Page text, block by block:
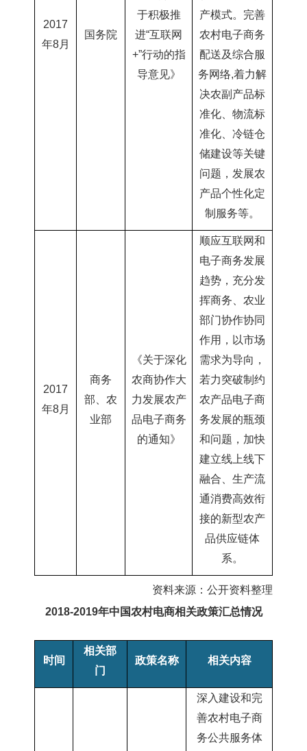
2017
年8月
国务院
于积极推
进“互联网
+”行动的指
导意见》
产模式。 完善
农村电子商务
配送及综合服
务网络,着力解
决农副产品标
准化、物流标
准化、冷链仓
储建设等关键
问题，发展农
产品个性化定
制服务等。
2017
年8月
商务
部 、农
业部
《关于深化
农商协作大
力发展农产
品电子商务
的通知》
顺应互联网和
电子商务发展
趋势，充分发
挥商务、农业
部门协作协同
作用，以市场
需求为导向，
若力突破制约
农产品电子商
务发展的瓶颈
和问题，加快
建立线上线下
融合、生产流
通消费高效衔
接的新型农产
品供应链体
系。
资料来源：公开资料整理
2018-2019年中国农村电商相关政策汇总情况
时间
相关部
门
政策名称 相关内容
深入建设和完
善农村电子商
务公共服务体